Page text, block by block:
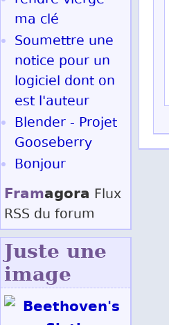
ma clé
Soumettre une
notice pour un
logiciel dont on
est l'auteur
Blender - Projet
Gooseberry
Bonjour
Framagora Flux
RSS du forum
Juste une
image